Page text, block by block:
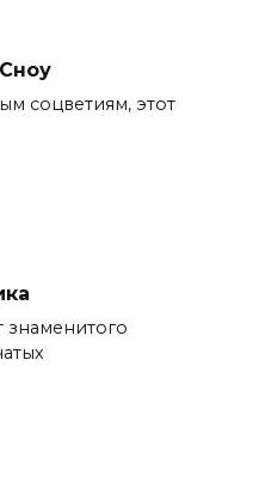
соцветиям, этот
знаменитого